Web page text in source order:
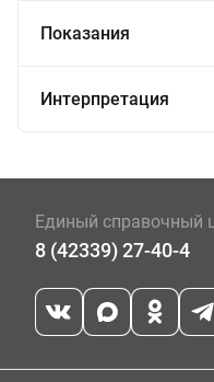
Показания
Интерпретация
Единый справочный
8 (42339) 27-40-4